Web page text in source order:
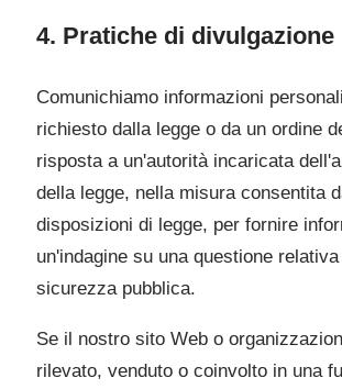
4. Pratiche di divulgazione
Comunichiamo informazioni
richiesto dalla legge o da un ordine
risposta a un'autorità incaricata
della legge, nella misura consentita
disposizioni di legge, per fornire
un'indagine su una questione
sicurezza pubblica.
Se il nostro sito Web o
rilevato, venduto o coinvolto in una